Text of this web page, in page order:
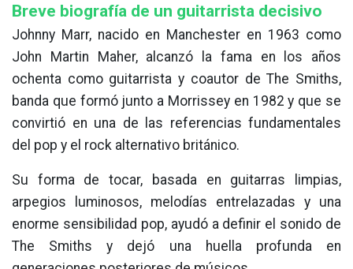
Breve biografía de un guitarrista decisivo
Johnny Marr, nacido en Manchester en 1963 como
John Martin Maher, alcanzó la fama en los años
ochenta como guitarrista y coautor de The Smiths,
banda que formó junto a Morrissey en 1982 y que se
convirtió en una de las referencias fundamentales
del pop y el rock alternativo británico.
Su forma de tocar, basada en guitarras limpias,
arpegios luminosos, melodías entrelazadas y una
enorme sensibilidad pop, ayudó a definir el sonido de
The Smiths y dejó una huella profunda en